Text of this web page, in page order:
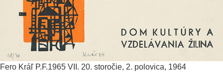
Fero Kráľ P.F.1965 VII. 20. storočie, 2. polovica, 1964